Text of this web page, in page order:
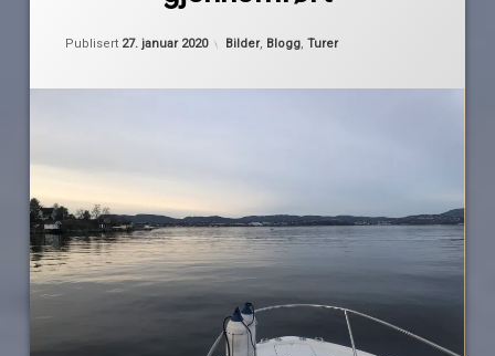
Publisert 27. januar 2020
Oppdatert 27. januar 2020
Kategorier:
Bilder, Blogg,Turer
båtsesongen
båttur
i
is
sykmelding